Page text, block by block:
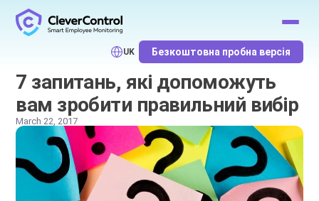
UK Безкоштовна пробна версія
7 запитань, які допоможуть
вам зробити правильний вибір
March 22, 2017